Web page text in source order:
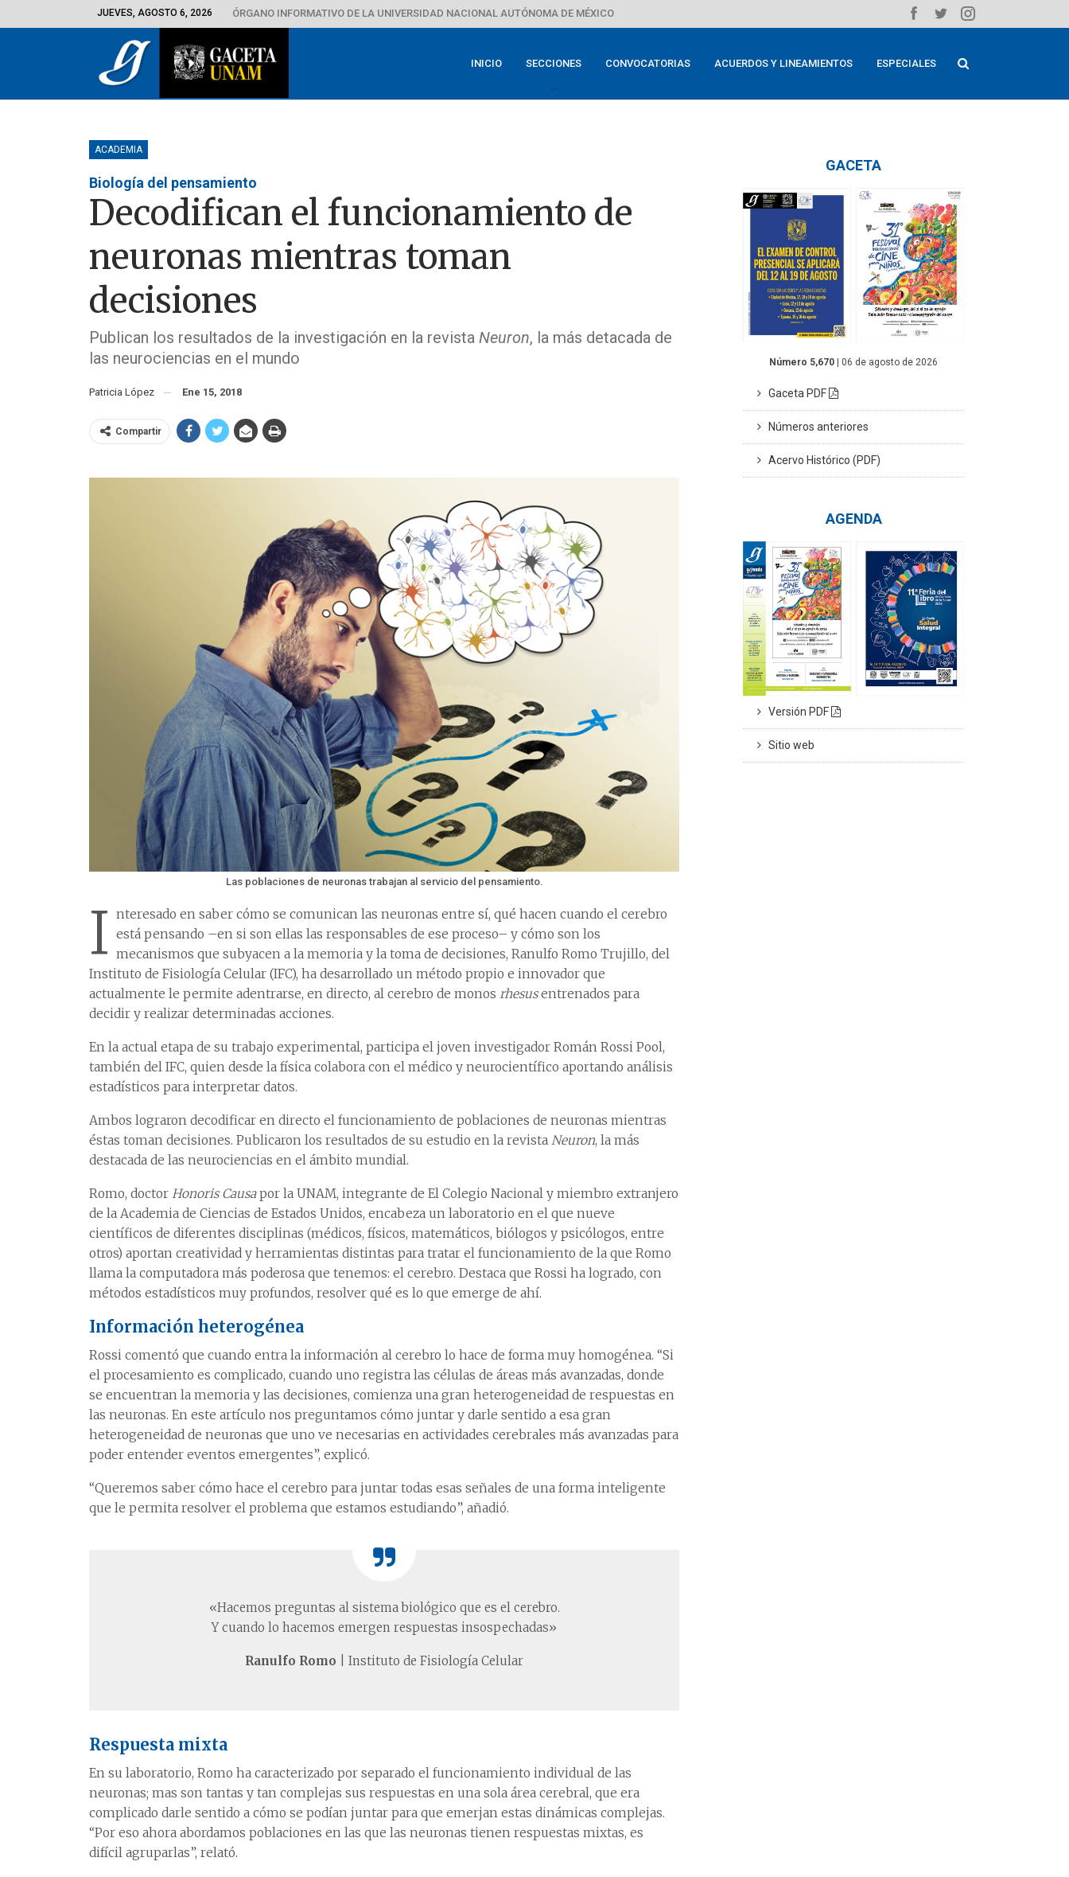
JUEVES, AGOSTO 6, 2026 ÓRGANO INFORMATIVO DE LA UNIVERSIDAD NACIONAL AUTÓNOMA DE MÉXICO
INICIO SECCIONES CONVOCATORIAS ACUERDOS Y LINEAMIENTOS ESPECIALES
ACADEMIA
Biología del pensamiento
Decodifican el funcionamiento de
neuronas mientras toman
decisiones
Publican los resultados de la investigación en la revista Neuron, la más detacada de
las neurociencias en el mundo
Patricia López Ene 15, 2018
Compartir
Las poblaciones de neuronas trabajan al servicio del pensamiento.
I nteresado en saber cómo se comunican las neuronas entre sí, qué hacen cuando el cerebro
está pensando –en si son ellas las responsables de ese proceso– y cómo son los
mecanismos que subyacen a la memoria y la toma de decisiones, Ranulfo Romo Trujillo, del
Instituto de Fisiología Celular (IFC), ha desarrollado un método propio e innovador que
actualmente le permite adentrarse, en directo, al cerebro de monos rhesusentrenados para
decidir y realizar determinadas acciones.
En la actual etapa de su trabajo experimental, participa el joven investigador Román Rossi Pool,
también del IFC, quien desde la física colabora con el médico y neurocientífico aportando análisis
estadísticos para interpretar datos.
Ambos lograron decodificar en directo el funcionamiento de poblaciones de neuronas mientras
éstas toman decisiones. Publicaron los resultados de su estudio en la revista Neuron, la más
destacada de las neurociencias en el ámbito mundial.
Romo, doctor Honoris Causapor la UNAM, integrante de El Colegio Nacional y miembro extranjero
de la Academia de Ciencias de Estados Unidos, encabeza un laboratorio en el que nueve
científicos de diferentes disciplinas (médicos, físicos, matemáticos, biólogos y psicólogos, entre
otros) aportan creatividad y herramientas distintas para tratar el funcionamiento de la que Romo
llama la computadora más poderosa que tenemos: el cerebro. Destaca que Rossi ha logrado, con
métodos estadísticos muy profundos, resolver qué es lo que emerge de ahí.
Información heterogénea
Rossi comentó que cuando entra la información al cerebro lo hace de forma muy homogénea. “Si
el procesamiento es complicado, cuando uno registra las células de áreas más avanzadas, donde
se encuentran la memoria y las decisiones, comienza una gran heterogeneidad de respuestas en
las neuronas. En este artículo nos preguntamos cómo juntar y darle sentido a esa gran
heterogeneidad de neuronas que uno ve necesarias en actividades cerebrales más avanzadas para
poder entender eventos emergentes”, explicó.
“Queremos saber cómo hace el cerebro para juntar todas esas señales de una forma inteligente
que le permita resolver el problema que estamos estudiando”, añadió.
«Hacemos preguntas al sistema biológico que es el cerebro.
Y cuando lo hacemos emergen respuestas insospechadas»
Ranulfo Romo | Instituto de Fisiología Celular
Respuesta mixta
En su laboratorio, Romo ha caracterizado por separado el funcionamiento individual de las
neuronas; mas son tantas y tan complejas sus respuestas en una sola área cerebral, que era
complicado darle sentido a cómo se podían juntar para que emerjan estas dinámicas complejas.
“Por eso ahora abordamos poblaciones en las que las neuronas tienen respuestas mixtas, es
difícil agruparlas”, relató.
GACETA
Número 5,670 | 06 de agosto de 2026
Gaceta PDF
Números anteriores
Acervo Histórico (PDF)
AGENDA
Versión PDF
Sitio web